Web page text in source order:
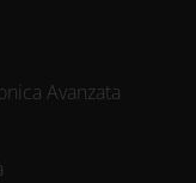
Avanzata